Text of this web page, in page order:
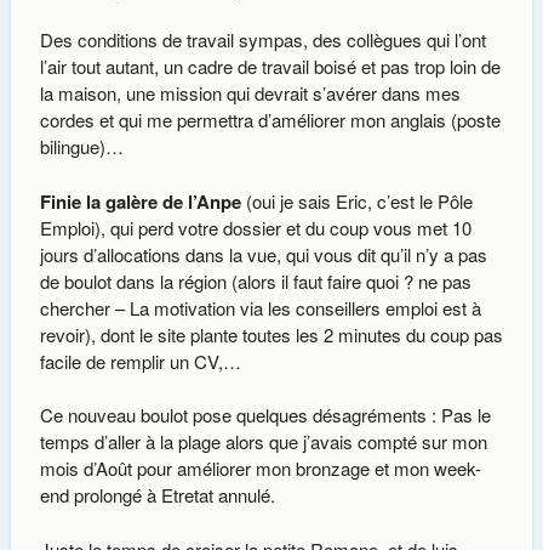
Des conditions de travail sympas, des collègues qui l’ont
l’air tout autant, un cadre de travail boisé et pas trop loin de
la maison, une mission qui devrait s’avérer dans mes
cordes et qui me permettra d’améliorer mon anglais (poste
bilingue)…
Finie la galère de l’Anpe(oui je sais Eric, c’est le Pôle
Emploi), qui perd votre dossier et du coup vous met 10
jours d’allocations dans la vue, qui vous dit qu’il n’y a pas
de boulot dans la région (alors il faut faire quoi ? ne pas
chercher – La motivation via les conseillers emploi est à
revoir), dont le site plante toutes les 2 minutes du coup pas
facile de remplir un CV,…
Ce nouveau boulot pose quelques désagréments : Pas le
temps d’aller à la plage alors que j’avais compté sur mon
mois d’Août pour améliorer mon bronzage et mon week-
end prolongé à Etretat annulé.